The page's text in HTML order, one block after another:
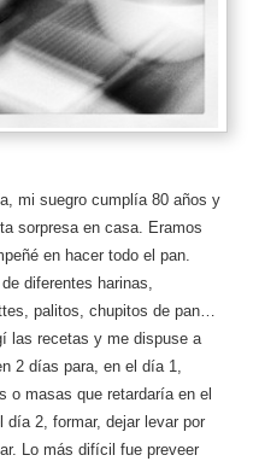
mi suegro cumplía 80 años y
sorpresa en casa. Eramos
en hacer todo el pan.
diferentes harinas,
palitos, chupitos de pan…
las recetas y me dispuse a
2 días para, en el día 1,
o masas que retardaría en el
día 2, formar, dejar levar por
Lo más difícil fue preveer